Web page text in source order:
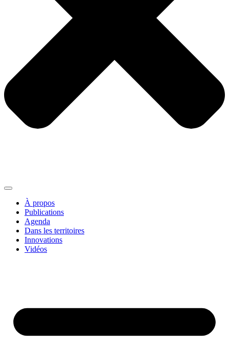
À propos
Publications
Agenda
Dans les territoires
Innovations
Vidéos